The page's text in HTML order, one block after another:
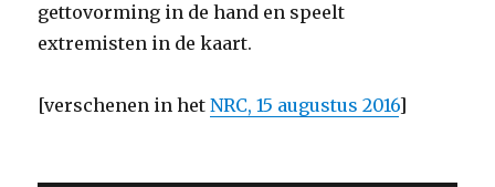
gettovorming in de hand en speelt
extremisten in de kaart.
[verschenen in hetNRC, 15 augustus 2016]